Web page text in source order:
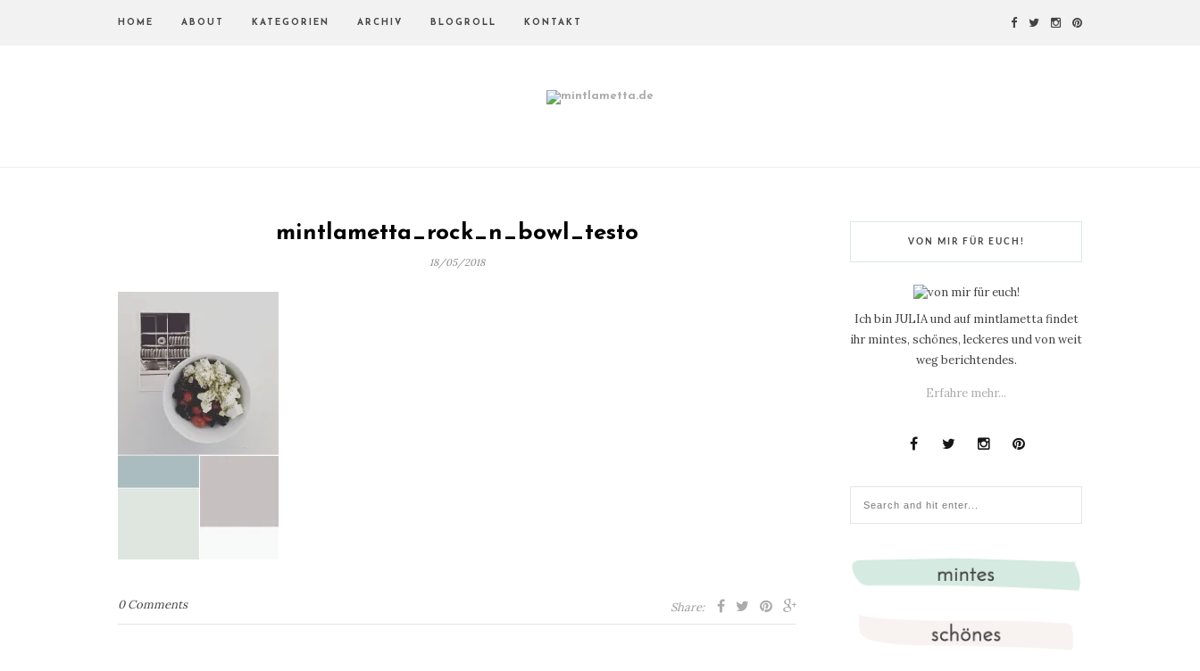
HOME ABOUT KATEGORIEN ARCHIV BLOGROLL KONTAKT
mintlametta_rock_n_bowl_testo
18/05/2018
0 Comments Share:
VON MIR FÜR EUCH!
Ich bin JULIA und auf mintlametta findet
ihr mintes, schönes, leckeres und von weit
weg berichtendes.
Erfahre mehr...